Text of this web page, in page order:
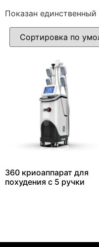
Показан единственный
360 криоаппарат для
похудения с 5 ручки